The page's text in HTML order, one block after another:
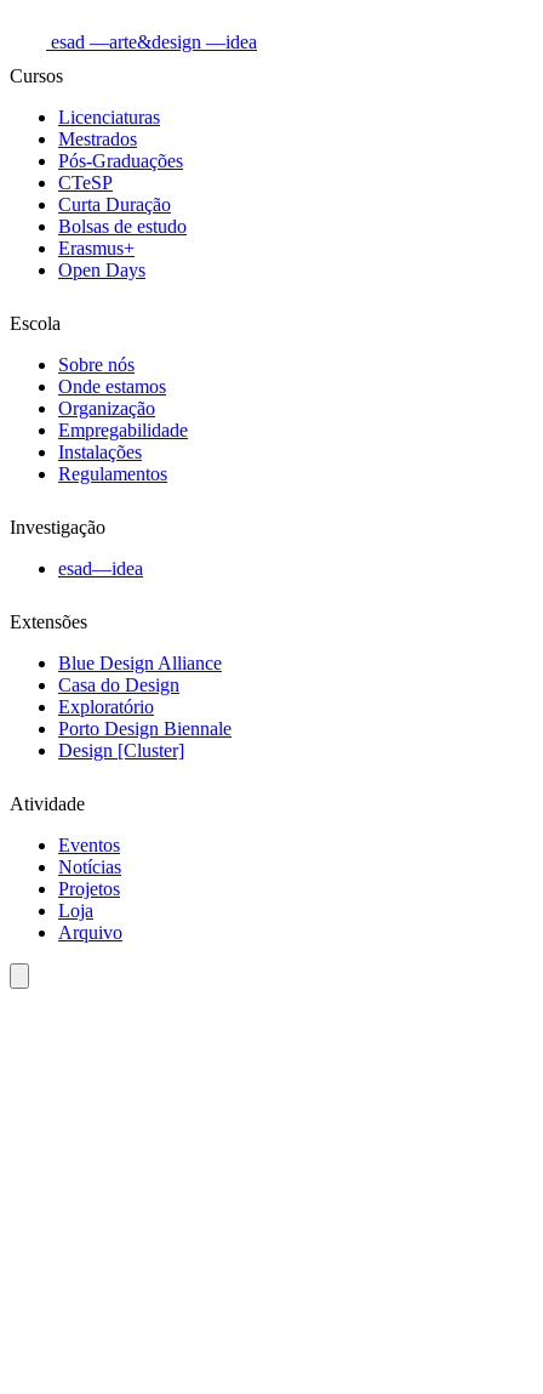
esad —arte&design —idea
Cursos
Licenciaturas
Mestrados
Pós-Graduações
CTeSP
Curta Duração
Bolsas de estudo
Erasmus+
Open Days
Escola
Sobre nós
Onde estamos
Organização
Empregabilidade
Instalações
Regulamentos
Investigação
esad—idea
Extensões
Blue Design Alliance
Casa do Design
Exploratório
Porto Design Biennale
Design [Cluster]
Atividade
Eventos
Notícias
Projetos
Loja
Arquivo